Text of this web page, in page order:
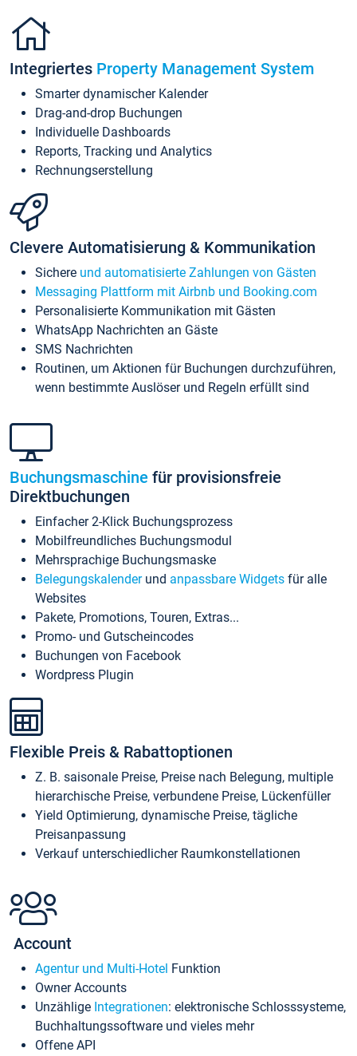
Integriertes Property Management System
Smarter dynamischer Kalender
Drag-and-drop Buchungen
Individuelle Dashboards
Reports, Tracking und Analytics
Rechnungserstellung
Clevere Automatisierung & Kommunikation
Sichere und automatisierte Zahlungen von Gästen
Messaging Plattform mit Airbnb und Booking.com
Personalisierte Kommunikation mit Gästen
WhatsApp Nachrichten an Gäste
SMS Nachrichten
Routinen, um Aktionen für Buchungen durchzuführen,
wenn bestimmte Auslöser und Regeln erfüllt sind
Buchungsmaschine für provisionsfreie
Direktbuchungen
Einfacher 2-Klick Buchungsprozess
Mobilfreundliches Buchungsmodul
Mehrsprachige Buchungsmaske
Belegungskalenderund anpassbare Widgets für alle
Websites
Pakete, Promotions, Touren, Extras...
Promo- und Gutscheincodes
Buchungen von Facebook
Wordpress Plugin
Flexible Preis & Rabattoptionen
Z. B. saisonale Preise, Preise nach Belegung, multiple
hierarchische Preise, verbundene Preise, Lückenfüller
Yield Optimierung, dynamische Preise, tägliche
Preisanpassung
Verkauf unterschiedlicher Raumkonstellationen
Account
Agentur und Multi-Hotel Funktion
Owner Accounts
Unzählige Integrationen: elektronische Schlosssysteme,
Buchhaltungssoftware und vieles mehr
Offene API